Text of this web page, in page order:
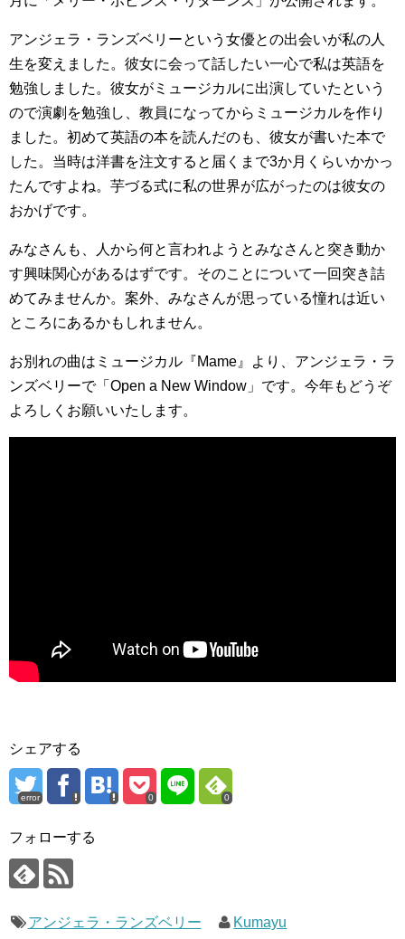
アンジェラ・ランズベリーという女優との出会いが私の人
生を変えました。彼女に会って話したい一心で私は英語を
勉強しました。彼女がミュージカルに出演していたという
ので演劇を勉強し、教員になってからミュージカルを作り
ました。初めて英語の本を読んだのも、彼女が書いた本で
した。当時は洋書を注文すると届くまで3か月くらいかかっ
たんですよね。芋づる式に私の世界が広がったのは彼女の
おかげです。
みなさんも、人から何と言われようとみなさんと突き動か
す興味関心があるはずです。そのことについて一回突き詰
めてみませんか。案外、みなさんが思っている憧れは近い
ところにあるかもしれません。
お別れの曲はミュージカル『Mame』より、アンジェラ・ラ
ンズベリーで「Open a New Window」です。今年もどうぞ
よろしくお願いいたします。
シェアする
error 0 0
フォローする
アンジェラ・ランズベリー Kumayu